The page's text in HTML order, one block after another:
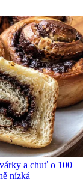
a chuť o 100
nízká